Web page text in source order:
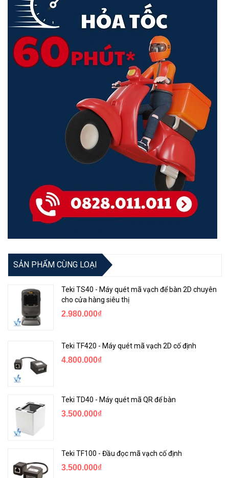
SẢN PHẨM CÙNG LOẠI
Teki TS40 - Máy quét mã vạch để bàn 2D chuyên
cho cửa hàng siêu thị
2.980.000₫
Teki TF420 - Máy quét mã vạch 2D cố định
4.800.000₫
Teki TD40 - Máy quét mã QR để bàn
3.500.000₫
Teki TF100 - Đầu đọc mã vạch cố định
3.500.000₫